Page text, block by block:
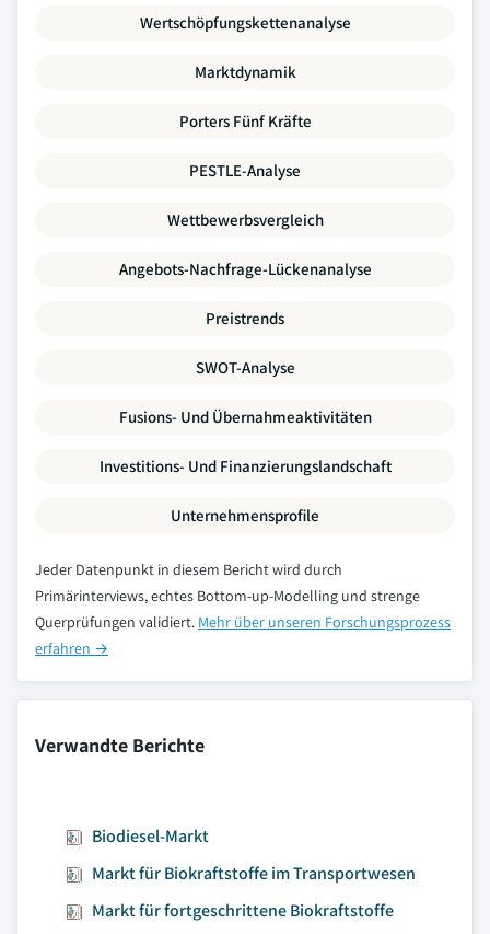
Wertschöpfungskettenanalyse
Marktdynamik
Porters Fünf Kräfte
PESTLE-Analyse
Wettbewerbsvergleich
Angebots-Nachfrage-Lückenanalyse
Preistrends
SWOT-Analyse
Fusions- Und Übernahmeaktivitäten
Investitions- Und Finanzierungslandschaft
Unternehmensprofile
Jeder Datenpunkt in diesem Bericht wird durch
Primärinterviews, echtes Bottom-up-Modelling und strenge
Querprüfungen validiert. Mehr über unseren Forschungsprozess
erfahren →
Verwandte Berichte
Biodiesel-Markt
Markt für Biokraftstoffe im Transportwesen
Markt für fortgeschrittene Biokraftstoffe